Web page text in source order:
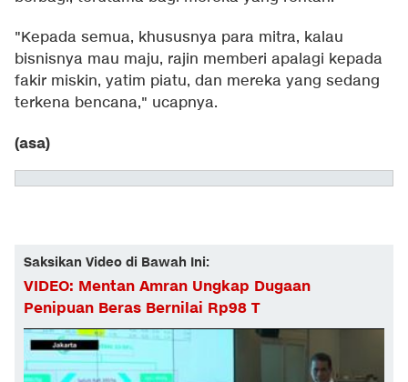
"Kepada semua, khususnya para mitra, kalau
bisnisnya mau maju, rajin memberi apalagi kepada
fakir miskin, yatim piatu, dan mereka yang sedang
terkena bencana," ucapnya.
(asa)
Saksikan Video di Bawah Ini:
VIDEO: Mentan Amran Ungkap Dugaan
Penipuan Beras Bernilai Rp98 T